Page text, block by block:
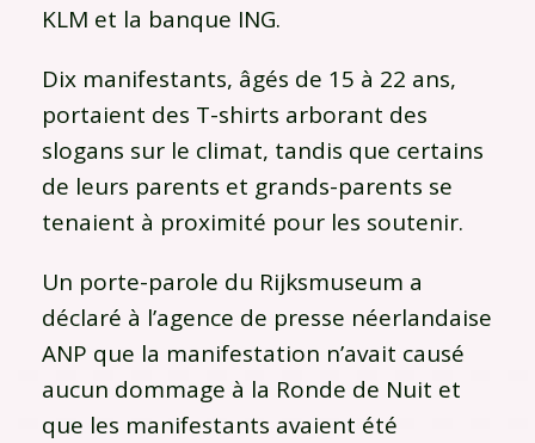
KLM et la banque ING.
Dix manifestants, âgés de 15 à 22 ans,
portaient des T-shirts arborant des
slogans sur le climat, tandis que certains
de leurs parents et grands-parents se
tenaient à proximité pour les soutenir.
Un porte-parole du Rijksmuseum a
déclaré à l’agence de presse néerlandaise
ANP que la manifestation n’avait causé
aucun dommage à la Ronde de Nuit et
que les manifestants avaient été